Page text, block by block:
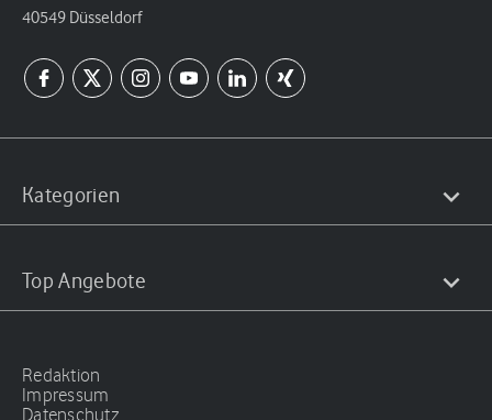
40549 Düsseldorf
Kategorien
Top Angebote
Redaktion
Impressum
Datenschutz